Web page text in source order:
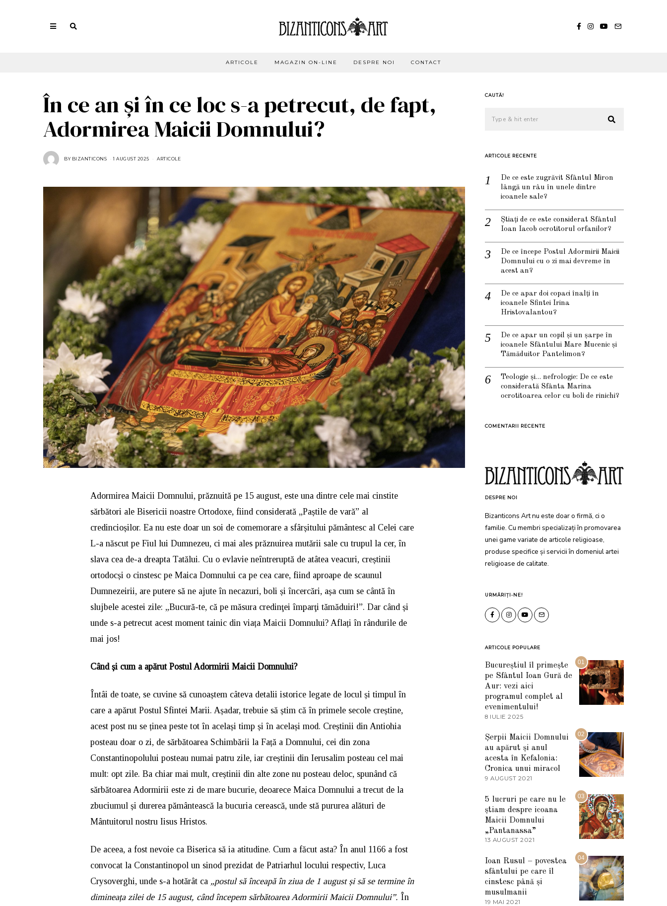
ARTICOLE MAGAZIN ON-LINE DESPRE NOI CONTACT
În ce an și în ce loc s-a petrecut, de fapt,
Adormirea Maicii Domnului?
BY BIZANTICONS 1 AUGUST 2025
S
5
ARTICOLE
Adormirea Maicii Domnului, prăznuită pe 15 august, este una dintre cele mai cinstite
sărbători ale Bisericii noastre Ortodoxe, fiind considerată „Paștile de vară” al
credincioșilor. Ea nu este doar un soi de comemorare a sfârșitului pământesc al Celei care
L-a născut pe Fiul lui Dumnezeu, ci mai ales prăznuirea mutării sale cu trupul la cer, în
slava cea de-a dreapta Tatălui. Cu o evlavie neîntreruptă de atâtea veacuri, creștinii
ortodocși o cinstesc pe Maica Domnului ca pe cea care, fiind aproape de scaunul
Dumnezeirii, are putere să ne ajute în necazuri, boli și încercări, așa cum se cântă în
slujbele acestei zile: „Bucură-te, că pe măsura credinţei împarţi tămăduiri!”. Dar când și
unde s-a petrecut acest moment tainic din viața Maicii Domnului? Aflați în rândurile de
mai jos!
Când și cum a apărut Postul Adormirii Maicii Domnului?
Întâi de toate, se cuvine să cunoaștem câteva detalii istorice legate de locul și timpul în
care a apărut Postul Sfintei Marii. Așadar, trebuie să știm că în primele secole creștine,
acest post nu se ținea peste tot în același timp și în același mod. Creștinii din Antiohia
posteau doar o zi, de sărbătoarea Schimbării la Față a Domnului, cei din zona
Constantinopolului posteau numai patru zile, iar creștinii din Ierusalim posteau cel mai
mult: opt zile. Ba chiar mai mult, creștinii din alte zone nu posteau deloc, spunând că
sărbătoarea Adormirii este zi de mare bucurie, deoarece Maica Domnului a trecut de la
zbuciumul și durerea pământească la bucuria cerească, unde stă pururea alături de
Mântuitorul nostru Iisus Hristos.
De aceea, a fost nevoie ca Biserica să ia atitudine. Cum a făcut asta? În anul 1166 a fost
convocat la Constantinopol un sinod prezidat de Patriarhul locului respectiv, Luca
Crysoverghi, unde s-a hotărât ca „postul să înceapă în ziua de 1 august și să se termine în
dimineața zilei de 15 august, când începem sărbătoarea Adormirii Maicii Domnului”. În
CAUTĂ!
ARTICOLE RECENTE
De ce este zugrăvit Sfântul Miron
lângă un râu în unele dintre
icoanele sale?
Știați de ce este considerat Sfântul
Ioan Iacob ocrotitorul orfanilor?
De ce începe Postul Adormirii Maicii
Domnului cu o zi mai devreme în
acest an?
De ce apar doi copaci înalți în
icoanele Sfintei Irina
Hristovalantou?
De ce apar un copil și un șarpe în
icoanele Sfântului Mare Mucenic și
Tămăduitor Pantelimon?
Teologie și… nefrologie: De ce este
considerată Sfânta Marina
ocrotitoarea celor cu boli de rinichi?
COMENTARII RECENTE
DESPRE NOI
Bizanticons Art nu este doar o firmă, ci o
familie. Cu membri specializați în promovarea
unei game variate de articole religioase,
produse specifice și servicii în domeniul artei
religioase de calitate.
URMĂRIȚI-NE!
ARTICOLE POPULARE
01
Bucureștiul îl primește
pe Sfântul Ioan Gură de
Aur: vezi aici
programul complet al
evenimentului!
8 IULIE 2025
U
L
I
2
0
02
Șerpii Maicii Domnului
au apărut și anul
acesta în Kefalonia:
Cronica unui miracol
9 AUGUST 2021
A
R
T
I
2
2
2
03
5 lucruri pe care nu le
știam despre icoana
Maicii Domnului
„Pantanassa”
13 AUGUST 2021
U
G
U
S
04
Ioan Rusul – povestea
sfântului pe care îl
cinstesc până și
musulmanii
19 MAI 2021